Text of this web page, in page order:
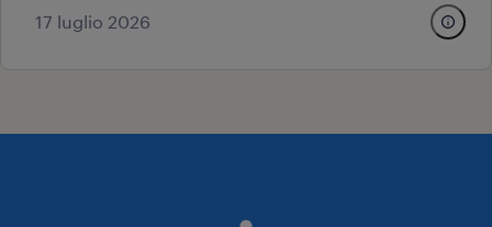
17 luglio 2026